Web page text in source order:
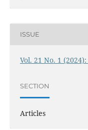
ISSUE
Vol. 21 No. 1
SECTION
Articles